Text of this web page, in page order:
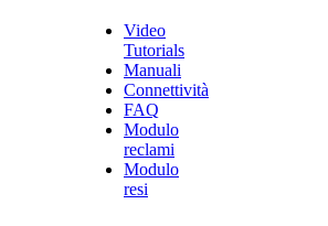
Video
Tutorials
Manuali
Connettività
FAQ
Modulo
reclami
Modulo
resi